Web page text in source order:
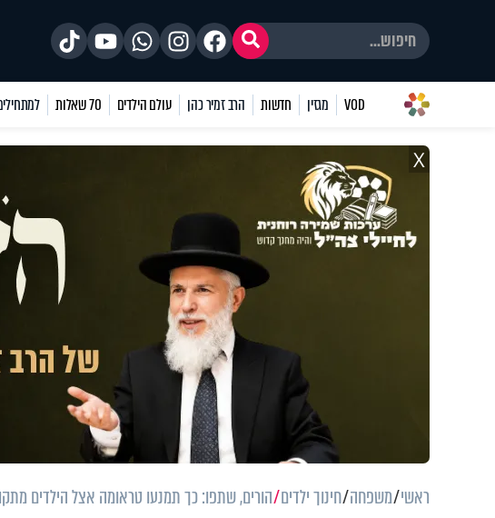
VOD מגזין חדשות הרב זמיר כהן עולם הילדים 70 שאלות
X
ראשי משפחה חינוך ילדים הורים, שתפו: כך תמנעו טראומה אצל הילדים